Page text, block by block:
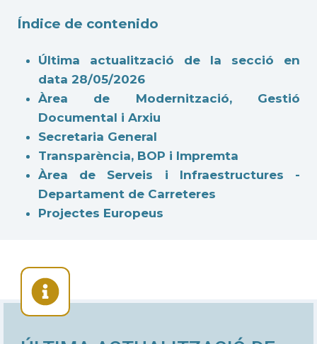
Índice de contenido
Última actualització de la secció en
data 28/05/2026
Àrea de Modernització, Gestió
Documental i Arxiu
Secretaria General
Transparència, BOP i Impremta
Àrea de Serveis i Infraestructures -
Departament de Carreteres
Projectes Europeus